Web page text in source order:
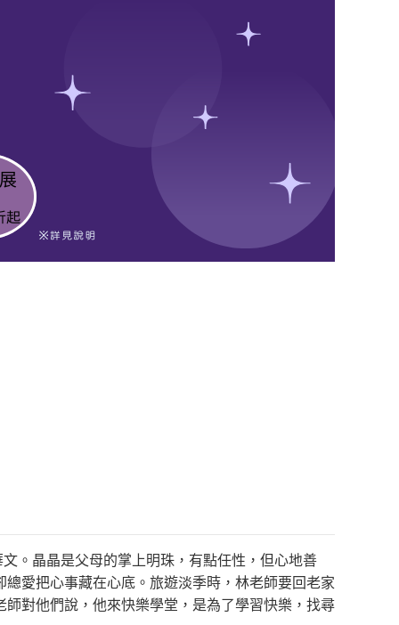
。晶晶是父母的掌上明珠，有點任性，但心地善
愛把心事藏在心底。旅遊淡季時，林老師要回老家
對他們說，他來快樂學堂，是為了學習快樂，找尋